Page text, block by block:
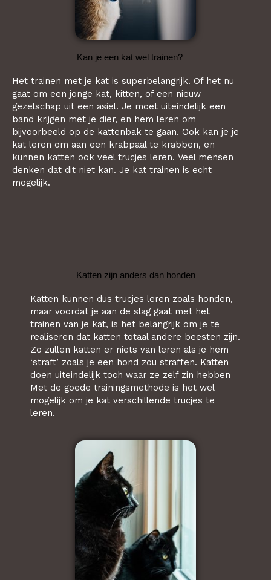
Kan je een kat wel trainen?
Het trainen met je kat is superbelangrijk. Of het nu
gaat om een jonge kat, kitten, of een nieuw
gezelschap uit een asiel. Je moet uiteindelijk een
band krijgen met je dier, en hem leren om
bijvoorbeeld op de kattenbak te gaan. Ook kan je je
kat leren om aan een krabpaal te krabben, en
kunnen katten ook veel trucjes leren. Veel mensen
denken dat dit niet kan. Je kat trainen is echt
mogelijk.
Katten zijn anders dan honden
Katten kunnen dus trucjes leren zoals honden,
maar voordat je aan de slag gaat met het
trainen van je kat, is het belangrijk om je te
realiseren dat katten totaal andere beesten zijn.
Zo zullen katten er niets van leren als je hem
‘straft’ zoals je een hond zou straffen. Katten
doen uiteindelijk toch waar ze zelf zin hebben
Met de goede trainingsmethode is het wel
mogelijk om je kat verschillende trucjes te
leren.